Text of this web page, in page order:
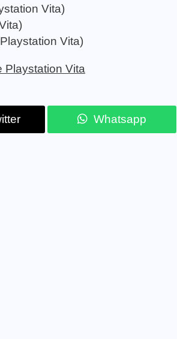
Vita)
Vita)
Playstation Vita
Whatsapp